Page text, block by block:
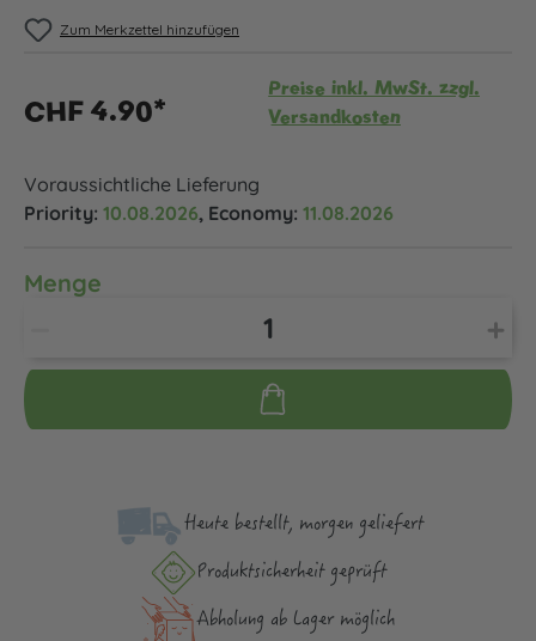
Zum Merkzettel hinzufügen
CHF 4.90*
Preise inkl. MwSt. zzgl.
Versandkosten
Voraussichtliche Lieferung
Priority: 10.08.2026, Economy: 11.08.2026
Menge
Heute bestellt, morgen geliefert
Produktsicher­heit geprüft
Abholung ab Lager möglich